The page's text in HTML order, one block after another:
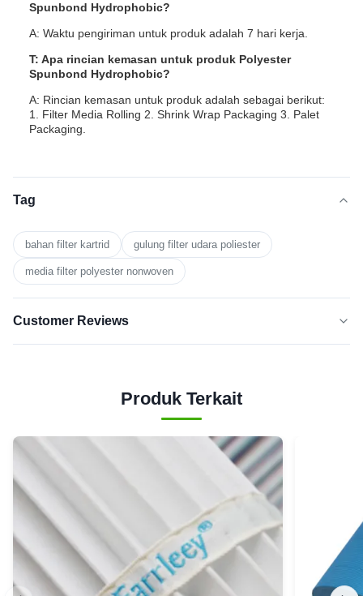
Spunbond Hydrophobic?
A: Waktu pengiriman untuk produk adalah 7 hari kerja.
T: Apa rincian kemasan untuk produk Polyester
Spunbond Hydrophobic?
A: Rincian kemasan untuk produk adalah sebagai berikut:
1. Filter Media Rolling 2. Shrink Wrap Packaging 3. Palet
Packaging.
Tag
bahan filter kartrid gulung filter udara poliester
media filter polyester nonwoven
Customer Reviews
BINTANG
4
Bintang
2
bintang
Produk Terkait